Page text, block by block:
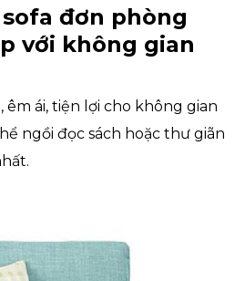
sofa đơn phòng
với không gian
êm ái, tiện lợi cho không gian
ngồi đọc sách hoặc thư giãn